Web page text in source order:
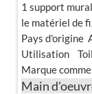
1 support mural
le matériel de
Pays d'origine
Utilisation
Marque
Main